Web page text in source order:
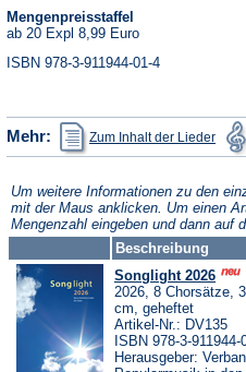
Mengenpreisstaffel
ab 20 Expl 8,99 Euro
ISBN 978-3-911944-01-4
Mehr: Zum Inhalt der Lieder
(Öffnet
in
Tab)
Um weitere Informationen zu den
mit der Maus anklicken. Um einen
Mengenzahl eingeben und dann auf
Beschreibung
Songlight 2026
2026, 8 Chorsätze,
cm, geheftet
Artikel-Nr.: DV135
ISBN 978-3-911944-
Herausgeber: